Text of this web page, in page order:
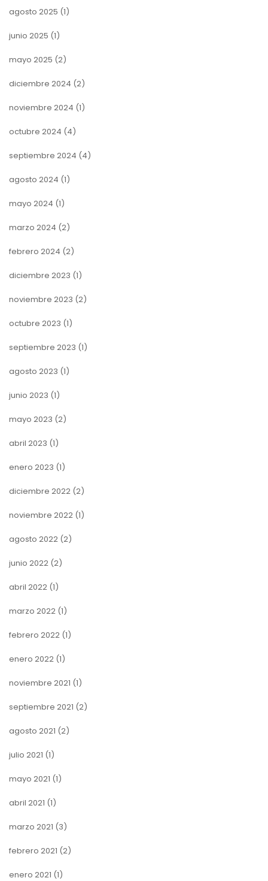
agosto 2025 (1)
junio 2025 (1)
mayo 2025 (2)
diciembre 2024 (2)
noviembre 2024 (1)
octubre 2024 (4)
septiembre 2024 (4)
agosto 2024 (1)
mayo 2024 (1)
marzo 2024 (2)
febrero 2024 (2)
diciembre 2023 (1)
noviembre 2023 (2)
octubre 2023 (1)
septiembre 2023 (1)
agosto 2023 (1)
junio 2023 (1)
mayo 2023 (2)
abril 2023 (1)
enero 2023 (1)
diciembre 2022 (2)
noviembre 2022 (1)
agosto 2022 (2)
junio 2022 (2)
abril 2022 (1)
marzo 2022 (1)
febrero 2022 (1)
enero 2022 (1)
noviembre 2021 (1)
septiembre 2021 (2)
agosto 2021 (2)
julio 2021 (1)
mayo 2021 (1)
abril 2021 (1)
marzo 2021 (3)
febrero 2021 (2)
enero 2021 (1)